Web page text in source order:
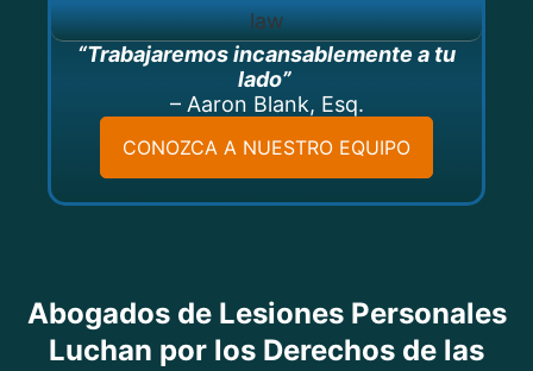
“Trabajaremos incansablemente a tu
lado”
– Aaron Blank, Esq.
CONOZCA A NUESTRO EQUIPO
Abogados de Lesiones Personales
Luchan por los Derechos de las